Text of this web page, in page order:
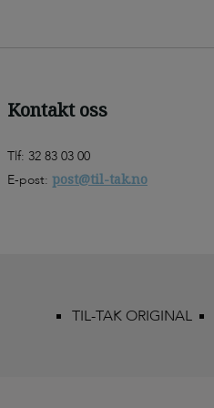
Kontakt oss
Tlf: 32 83 03 00
E-post: post@til-tak.no
TIL-TAK ORIGINAL